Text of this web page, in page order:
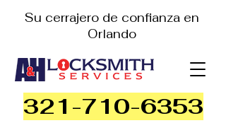
321-710-6353
Su cerrajero de confianza en
Orlando